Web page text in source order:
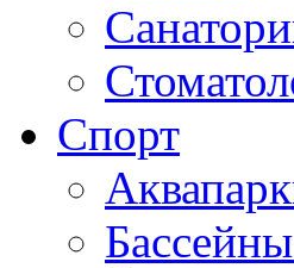
Спорт